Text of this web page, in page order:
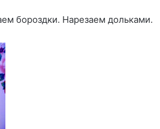
бороздки. Нарезаем дольками.